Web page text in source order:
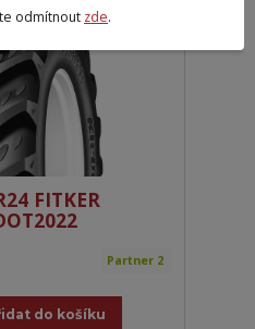
VYRÁBÍ MICHELIN
FITKER
Partner 2
do košíku
odmítnout zde.